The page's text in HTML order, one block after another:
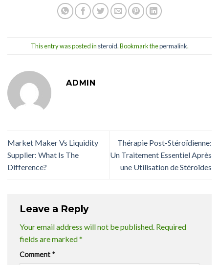
This entry was posted in steroid. Bookmark thepermalink.
ADMIN
Market Maker Vs Liquidity
Supplier: What Is The
Difference?
Thérapie Post-Stéroïdienne:
Un Traitement Essentiel Après
une Utilisation de Stéroïdes
Leave a Reply
Your email address will not be published. Required
fields are marked*
Comment *